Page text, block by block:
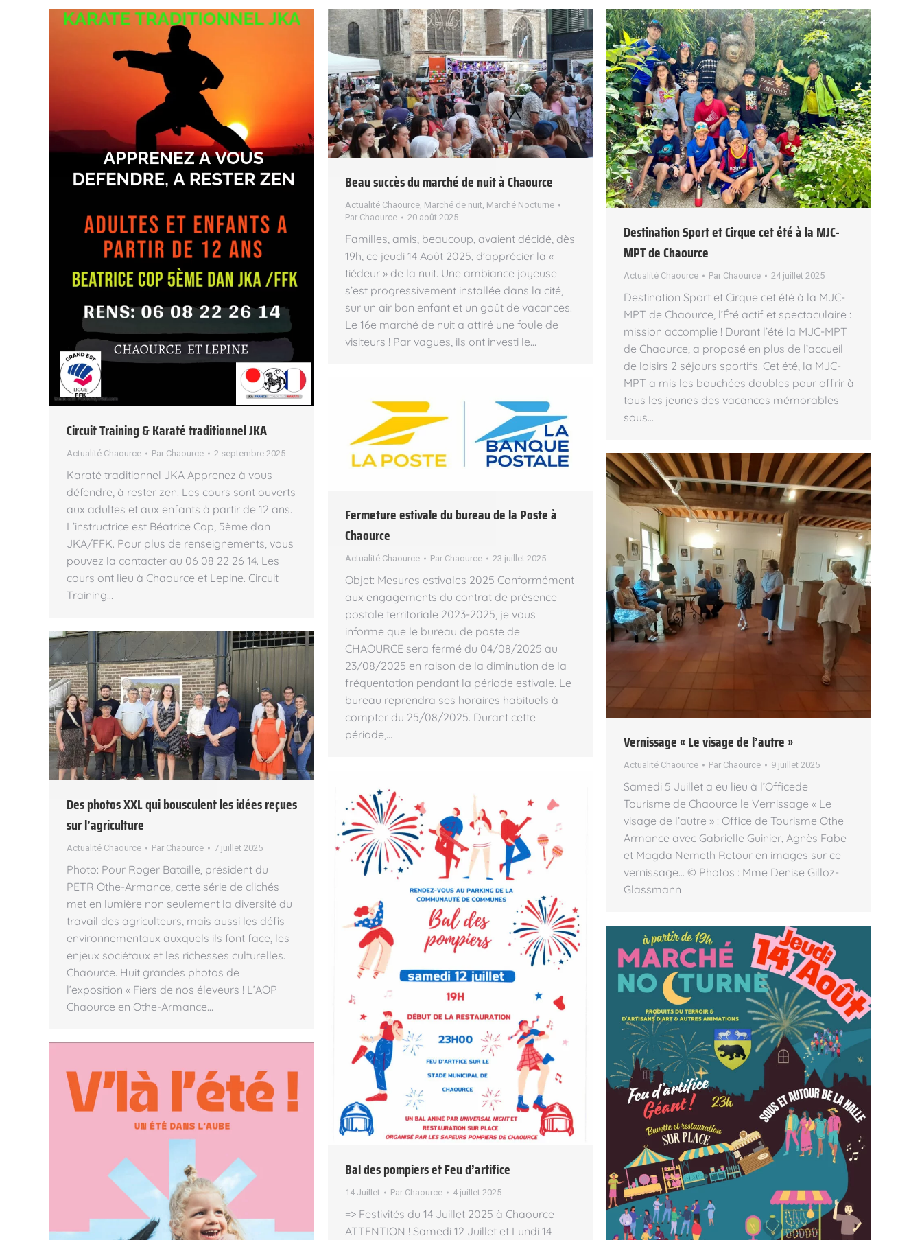
Circuit Training & Karaté traditionnel JKA
Actualité Chaource Par Chaource 2 septembre 2025
Karaté traditionnel JKA Apprenez à vous
défendre, à rester zen. Les cours sont ouverts
aux adultes et aux enfants à partir de 12 ans.
L’instructrice est Béatrice Cop, 5ème dan
JKA/FFK. Pour plus de renseignements, vous
pouvez la contacter au 06 08 22 26 14. Les
cours ont lieu à Chaource et Lepine. Circuit
Training…
Beau succès du marché de nuit à Chaource
Actualité Chaource Marché de nuit Marché Nocturne
Par Chaource 20 août 2025
Familles, amis, beaucoup, avaient décidé, dès
19h, ce jeudi 14 Août 2025, d’apprécier la «
tiédeur » de la nuit. Une ambiance joyeuse
s’est progressivement installée dans la cité,
sur un air bon enfant et un goût de vacances.
Le 16e marché de nuit a attiré une foule de
visiteurs ! Par vagues, ils ont investi le…
Destination Sport et Cirque cet été à la MJC-
MPT de Chaource
Actualité Chaource Par Chaource 24 juillet 2025
Destination Sport et Cirque cet été à la MJC-
MPT de Chaource, l’Été actif et spectaculaire :
mission accomplie ! Durant l’été la MJC-MPT
de Chaource, a proposé en plus de l’accueil
de loisirs 2 séjours sportifs. Cet été, la MJC-
MPT a mis les bouchées doubles pour offrir à
tous les jeunes des vacances mémorables
sous…
Fermeture estivale du bureau de la Poste à
Chaource
Actualité Chaource Par Chaource 23 juillet 2025
Objet: Mesures estivales 2025 Conformément
aux engagements du contrat de présence
postale territoriale 2023-2025, je vous
informe que le bureau de poste de
CHAOURCE sera fermé du 04/08/2025 au
23/08/2025 en raison de la diminution de la
fréquentation pendant la période estivale. Le
bureau reprendra ses horaires habituels à
compter du 25/08/2025. Durant cette
période,…
Vernissage « Le visage de l’autre »
Actualité Chaource Par Chaource 9 juillet 2025
Samedi 5 Juillet a eu lieu à l’Officede
Tourisme de Chaource le Vernissage « Le
visage de l’autre » : Office de Tourisme Othe
Armance avec Gabrielle Guinier, Agnès Fabe
et Magda Nemeth Retour en images sur ce
vernissage… © Photos : Mme Denise Gilloz-
Glassmann
Des photos XXL qui bousculent les idées reçues
sur l’agriculture
Actualité Chaource Par Chaource 7 juillet 2025
Photo: Pour Roger Bataille, président du
PETR Othe-Armance, cette série de clichés
met en lumière non seulement la diversité du
travail des agriculteurs, mais aussi les défis
environnementaux auxquels ils font face, les
enjeux sociétaux et les richesses culturelles.
Chaource. Huit grandes photos de
l’exposition « Fiers de nos éleveurs ! L’AOP
Chaource en Othe-Armance…
Bal des pompiers et Feu d’artifice
14 Juillet Par Chaource 4 juillet 2025
=> Festivités du 14 Juillet 2025 à Chaource
ATTENTION ! Samedi 12 Juillet et Lundi 14